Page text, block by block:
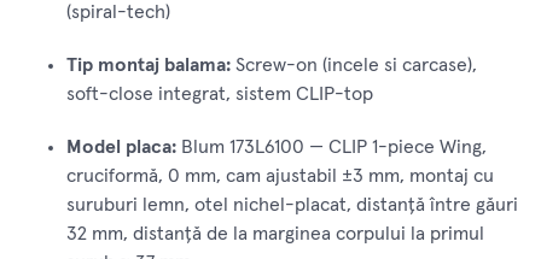
(spiral-tech)
Tip montaj balama: Screw-on (incele si carcase),
soft-close integrat, sistem CLIP-top
Model placa: Blum 173L6100 — CLIP 1-piece Wing,
cruciformă, 0 mm, cam ajustabil ±3 mm, montaj cu
suruburi lemn, otel nichel-placat, distanță între găuri
32 mm, distanță de la marginea corpului la primul